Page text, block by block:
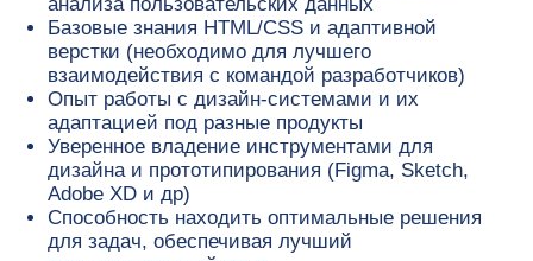
Базовые знания HTML/CSS и адаптивной
верстки (необходимо для лучшего
взаимодействия с командой разработчиков)
Опыт работы с дизайн-системами и их
адаптацией под разные продукты
Уверенное владение инструментами для
дизайна и прототипирования (Figma, Sketch,
Adobe XD и др)
Способность находить оптимальные решения
для задач, обеспечивая лучший
Удобный график